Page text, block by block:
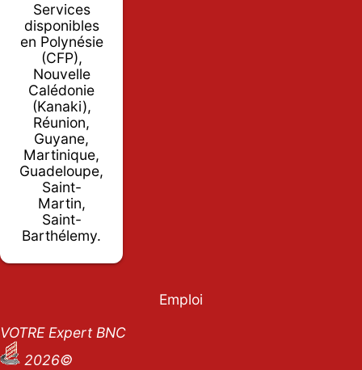
Services
disponibles
en Polynésie
(CFP),
Nouvelle
Calédonie
(Kanaki),
Réunion,
Guyane,
Martinique,
Guadeloupe,
Saint-
Martin,
Saint-
Barthélemy.
Emploi
VOTRE Expert BNC
2026©